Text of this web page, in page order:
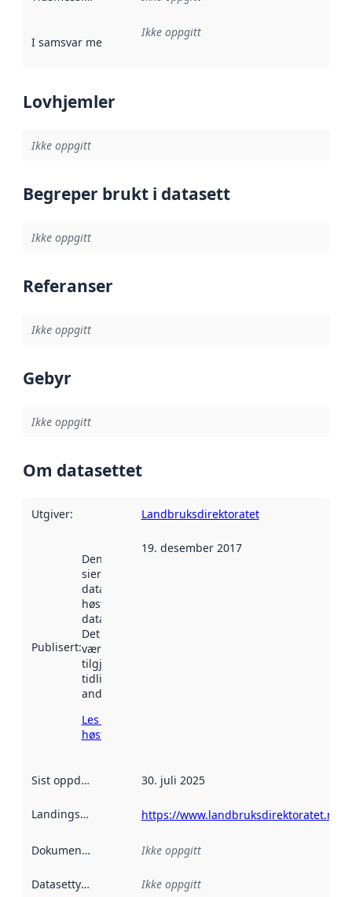
I samsvar med Referanse til en implementasjonsregel
Ikke oppgitt
Lovhjemler
Ikke oppgitt
Begreper brukt i datasett
Ikke oppgitt
Referanser
Ikke oppgitt
Gebyr
Ikke oppgitt
Om datasettet
Utgiver: Landbruksdirektoratet
Publisert:
Denne datoen
sier når
datasettet ble
høstet av
data.norge.no.
Det kan ha
vært
tilgjengelig
tidligere
andre steder.
Les mer om
høsting her
19. desember 2017
Sist oppdatert 30. juli 2025
Landingsside https://www.landbruksdirektoratet.no
Dokumentasjon Ikke oppgitt
Datasettype Ikke oppgitt